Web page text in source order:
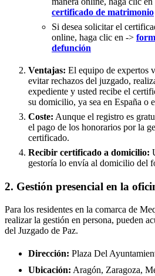
certificado de matrimonio
Si desea solicitar el
online, haga clic en ->
defunción
Ventajas: El equipo de expertos
evitar rechazos del juzgado,
expediente y usted recibe el
su domicilio, ya sea en España o
Coste: Aunque el registro es
el pago de los honorarios por la
certificado.
Recibir certificado a domicilio:
gestoría lo envía al domicilio del
2. Gestión presencial en la
Para los residentes en la comarca de
realizar la gestión en persona, pueden
del Juzgado de Paz.
Dirección: Plaza Del
Ubicación: Aragón, Zaragoza,